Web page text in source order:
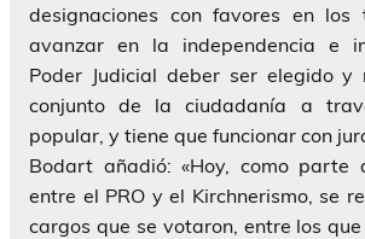
designaciones con favores en los
avanzar en la independencia e
Poder Judicial deber ser elegido y
conjunto de la ciudadanía a
popular, y tiene que funcionar con
Bodart añadió: «Hoy, como parte
entre el PRO y el Kirchnerismo, se
cargos que se votaron, entre los